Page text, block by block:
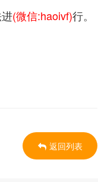
(微信:haoivf)行。
返回列表